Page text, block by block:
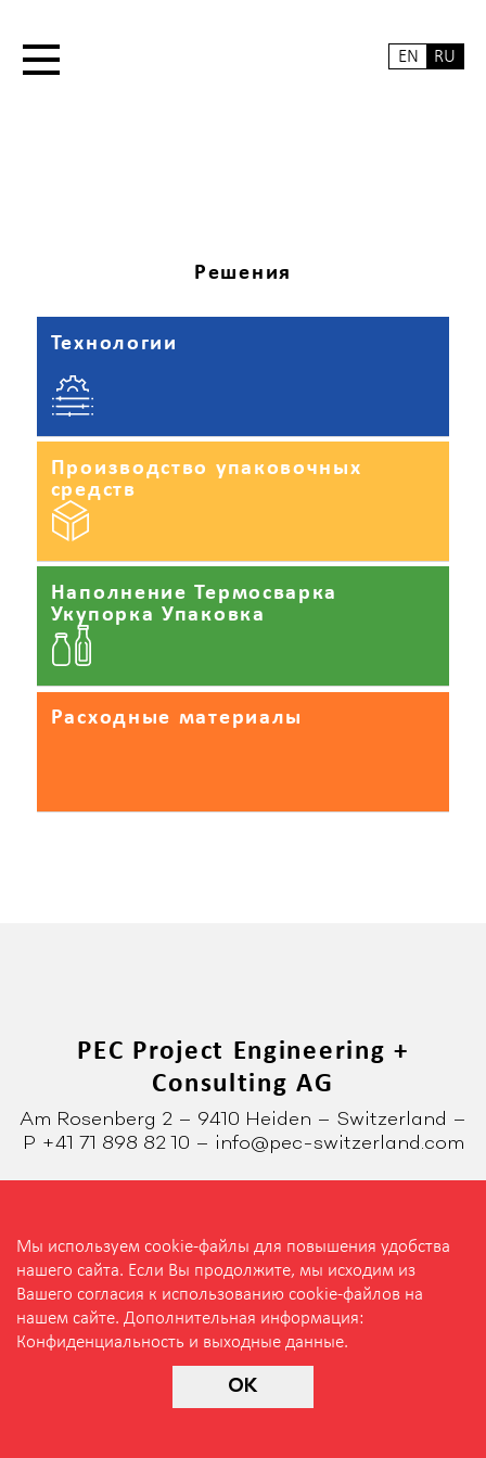
EN RU
Решения
Технологии
Производство упаковочных
средств
Наполнение Термосварка
Укупорка Упаковка
Расходные материалы
Мы используем cookie-файлы для повышения удобства
нашего сайта. Если Вы продолжите, мы исходим из
Вашего согласия к использованию cookie-файлов на
нашем сайте. Дополнительная информация:
Конфиденциальность и выходные данные.
OK
PEC Project Engineering +
Consulting AG
Am Rosenberg 2 – 9410 Heiden – Switzerland –
P +41 71 898 82 10 – info@pec-switzerland.com
Конфиденциальность и выходные данные